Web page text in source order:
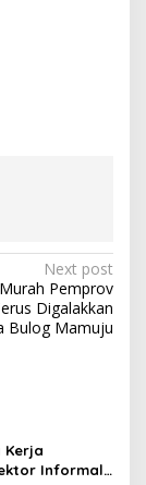
Next post
Pemprov
Digalakkan
Bulog Mamuju
Kerja
Informal